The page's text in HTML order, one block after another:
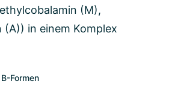
(M),
in einem Komplex
Formen